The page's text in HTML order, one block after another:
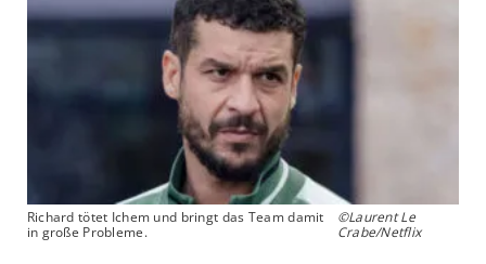
Richard tötet Ichem und bringt das Team damit
in große Probleme.
©Laurent Le
Crabe/Netflix